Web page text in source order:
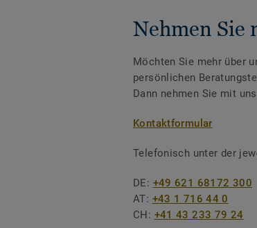
Nehmen Sie
Möchten Sie mehr über
persönlichen
Dann nehmen Sie mit
Kontaktformular
Telefonisch unter der
DE: +49 621 68172 300
AT: +43 1 716 44 0
CH: +41 43 233 79 24